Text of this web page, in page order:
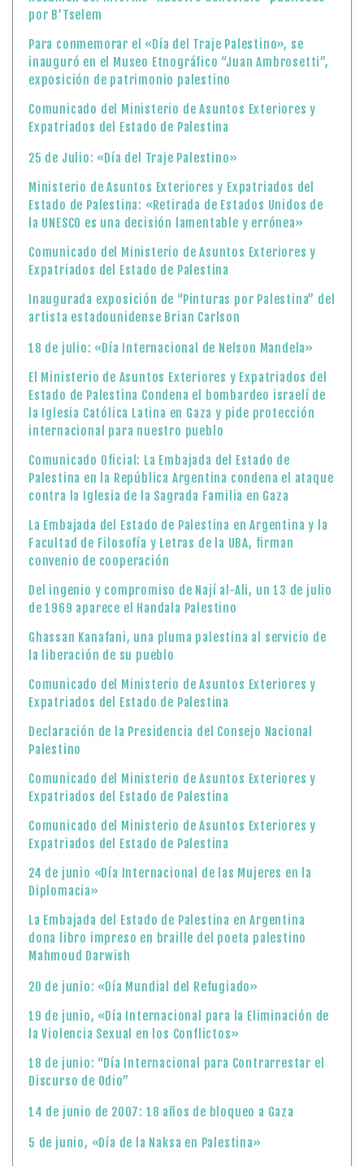
25 de Julio: «Día del Traje Palestino»
Ministerio de Asuntos Exteriores y Expatriados del
Estado de Palestina: «Retirada de Estados Unidos de
la UNESCO es una decisión lamentable y errónea»
Comunicado del Ministerio de Asuntos Exteriores y
Expatriados del Estado de Palestina
Inaugurada exposición de “Pinturas por Palestina” del
artista estadounidense Brian Carlson
18 de julio: «Día Internacional de Nelson Mandela»
El Ministerio de Asuntos Exteriores y Expatriados del
Estado de Palestina Condena el bombardeo israelí de
la Iglesia Católica Latina en Gaza y pide protección
internacional para nuestro pueblo
Comunicado Oficial: La Embajada del Estado de
contra la Iglesia de la Sagrada Familia en Gaza
La Embajada del Estado de Palestina en Argentina y la
Facultad de Filosofía y Letras de la UBA, firman
convenio de cooperación
Del ingenio y compromiso de Nají al-Ali, un 13 de julio
de 1969 aparece el Handala Palestino
Ghassan Kanafani, una pluma palestina al servicio de
la liberación de su pueblo
Comunicado del Ministerio de Asuntos Exteriores y
Expatriados del Estado de Palestina
Declaración de la Presidencia del Consejo Nacional
Palestino
Comunicado del Ministerio de Asuntos Exteriores y
Expatriados del Estado de Palestina
Comunicado del Ministerio de Asuntos Exteriores y
Expatriados del Estado de Palestina
24 de junio «Día Internacional de las Mujeres en la
Diplomacia»
La Embajada del Estado de Palestina en Argentina
dona libro impreso en braille del poeta palestino
Mahmoud Darwish
20 de junio: «Día Mundial del Refugiado»
19 de junio, «Día Internacional para la Eliminación de
la Violencia Sexual en los Conflictos»
18 de junio: “Día Internacional para Contrarrestar el
Discurso de Odio”
14 de junio de 2007: 18 años de bloqueo a Gaza
5 de junio, «Día de la Naksa en Palestina»
5 de junio: «Día Mundial del Medio Ambiente»
4 de junio: «Día Internacional de los Niños Víctimas
Inocentes de Agresión».
Estado de Palestina celebra la elevación de la
membresía de Palestina a «Estado observador» en la
Organización Internacional del Trabajo (OIT)